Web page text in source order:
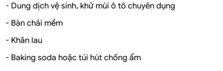
- Dung dịch vệ sinh, khử mùi ô tô chuyên dụng
- Bàn chải mềm
- Khăn lau
- Baking soda hoặc túi hút chống ẩm